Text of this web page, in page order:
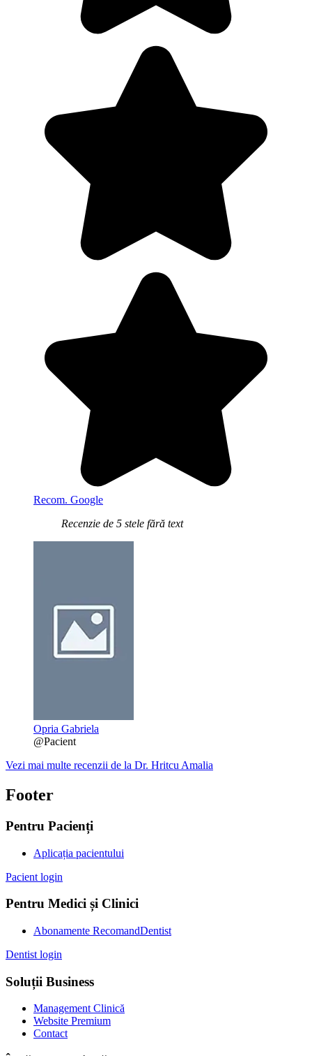
Recom. Google
Recenzie de 5 stele fără text
Opria Gabriela
@Pacient
Vezi mai multe recenzii de la Dr. Hritcu Amalia
Footer
Pentru Pacienți
Aplicația pacientului
Pacient login
Pentru Medici și Clinici
Abonamente RecomandDentist
Dentist login
Soluții Business
Management Clinică
Website Premium
Contact